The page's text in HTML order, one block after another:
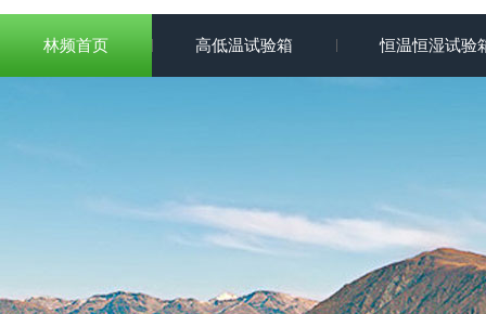
林频首页 高低温试验箱 恒温恒湿试验